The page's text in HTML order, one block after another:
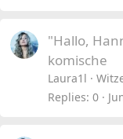
"Hallo,
komische
Laura1l
Replies 0